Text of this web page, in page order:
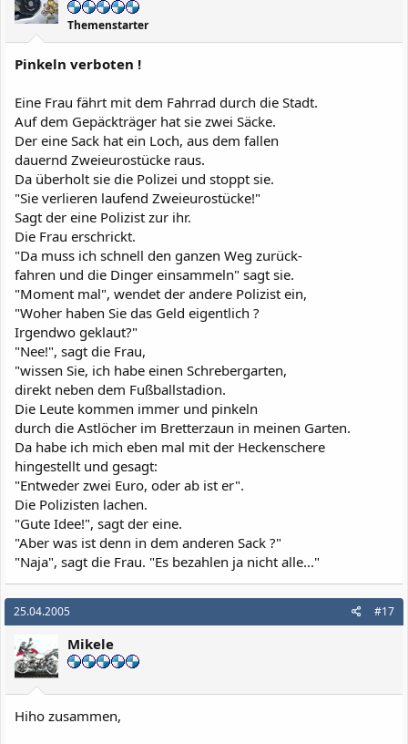
Themenstarter
Pinkeln verboten !
Eine Frau fährt mit dem Fahrrad durch die Stadt.
Auf dem Gepäckträger hat sie zwei Säcke.
Der eine Sack hat ein Loch, aus dem fallen
dauernd Zweieurostücke raus.
Da überholt sie die Polizei und stoppt sie.
"Sie verlieren laufend Zweieurostücke!"
Sagt der eine Polizist zur ihr.
Die Frau erschrickt.
"Da muss ich schnell den ganzen Weg zurück-
fahren und die Dinger einsammeln" sagt sie.
"Moment mal", wendet der andere Polizist ein,
"Woher haben Sie das Geld eigentlich ?
Irgendwo geklaut?"
"Nee!", sagt die Frau,
"wissen Sie, ich habe einen Schrebergarten,
direkt neben dem Fußballstadion.
Die Leute kommen immer und pinkeln
durch die Astlöcher im Bretterzaun in meinen Garten.
Da habe ich mich eben mal mit der Heckenschere
hingestellt und gesagt:
"Entweder zwei Euro, oder ab ist er".
Die Polizisten lachen.
"Gute Idee!", sagt der eine.
"Aber was ist denn in dem anderen Sack ?"
"Naja", sagt die Frau. "Es bezahlen ja nicht alle..."
25.04.2005 #17
Mikele
Hiho zusammen,